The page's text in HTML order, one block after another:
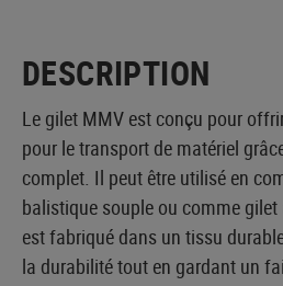
DESCRIPTION
Le gilet MMV est conçu pour
pour le transport de matériel
complet. Il peut être utilisé en
balistique souple ou comme
est fabriqué dans un tissu
la durabilité tout en gardant un